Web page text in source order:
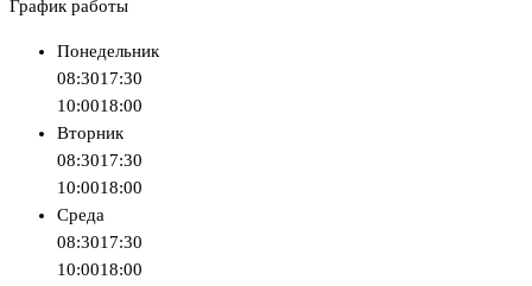
График работы
Понедельник
08:3017:30
10:0018:00
Вторник
08:3017:30
10:0018:00
Среда
08:3017:30
10:0018:00